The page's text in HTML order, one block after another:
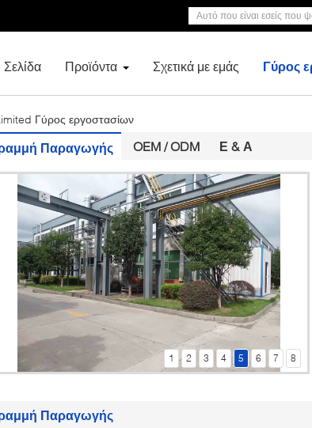
Σελίδα Προϊόντα Σχετικά με εμάς Γύρος
Γύρος εργοστασίων
Παραγωγής OEM / ODM Ε & Α
1 2 3 4 5 6 7
8
γραμμών αερολύματος
γραμμών αερολύματος
Παραγωγής